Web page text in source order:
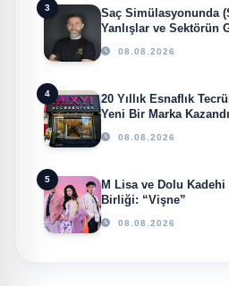
3
Saç Simülasyonunda
Yanlışlar ve Sektörün
08.08.2026
4
20 Yıllık Esnaflık
Yeni Bir Marka
08.08.2026
5
M Lisa ve Dolu Kadehi
Birliği: “Vişne”
08.08.2026